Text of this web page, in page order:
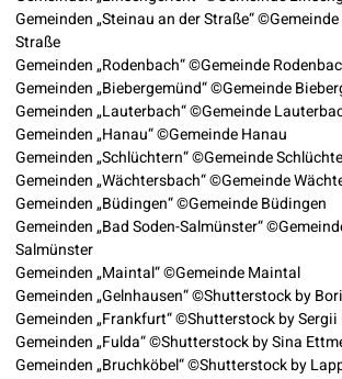
Gemeinden „Steinau an der Straße“
Straße
Gemeinden „Rodenbach“ ©Gemeinde
Gemeinden „Biebergemünd“ ©Gemeinde
Gemeinden „Lauterbach“ ©Gemeinde
Gemeinden „Hanau“ ©Gemeinde Hanau
Gemeinden „Schlüchtern“ ©Gemeinde
Gemeinden „Wächtersbach“ ©Gemeinde
Gemeinden „Büdingen“ ©Gemeinde Büdingen
Gemeinden „Bad Soden-Salmünster“
Salmünster
Gemeinden „Maintal“ ©Gemeinde Maintal
Gemeinden „Gelnhausen“ ©Shutterstock by
Gemeinden „Frankfurt“ ©Shutterstock by
Gemeinden „Fulda“ ©Shutterstock by Sina
Gemeinden „Bruchköbel“ ©Shutterstock by